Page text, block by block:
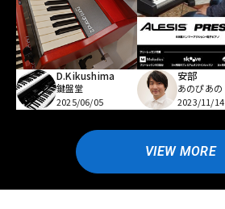
D.Kikushima
鍵盤堂
2025/06/05
安部
あのぴあの
2023/11/14
VIEW MORE